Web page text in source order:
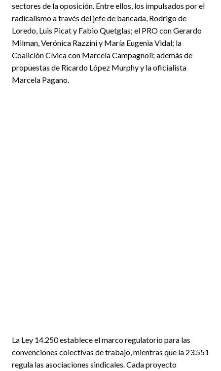
sectores de la oposición. Entre ellos, los impulsados por el
radicalismo a través del jefe de bancada, Rodrigo de
Loredo, Luis Picat y Fabio Quetglas; el PRO con Gerardo
Milman, Verónica Razzini y María Eugenia Vidal; la
Coalición Cívica con Marcela Campagnoli; además de
propuestas de Ricardo López Murphy y la oficialista
Marcela Pagano.
La Ley 14.250 establece el marco regulatorio para las
convenciones colectivas de trabajo, mientras que la 23.551
regula las asociaciones sindicales. Cada proyecto